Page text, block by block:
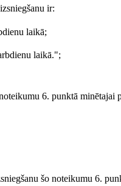
ir:
laikā;
laikā.";
6. punktā minētajai
šo noteikumu 6.